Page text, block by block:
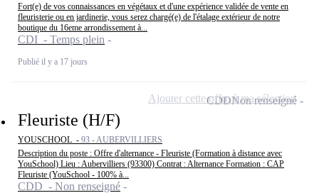
Fort(e) de vos connaissances en végétaux et d'une expérience validée de vente en
fleuristerie ou en jardinerie, vous serez chargé(e) de l'étalage extérieur de notre
boutique du 16eme arrondissement à...
CDI - Temps plein
Publié il y a 17 jours
Fleuriste (H/F)
YOUSCHOOL - 93 - AUBERVILLIERS
Description du poste : Offre d'alternance - Fleuriste (Formation à distance avec
YouSchool) Lieu : Aubervilliers (93300) Contrat : Alternance Formation : CAP
Fleuriste (YouSchool - 100% à...
CDD - Non renseigné
CDDNon renseigné
Ajouter cette offre à ma sélection